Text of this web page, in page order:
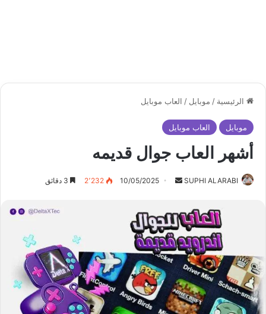
الرئيسية / موبايل / العاب موبايل
موبايل العاب موبايل
أشهر العاب جوال قديمه
SUPHI ALARABI
أرسل 10/05/2025 2٬232